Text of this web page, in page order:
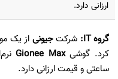
ارزانی دارد.
گروه IT: شرکتجیونی از یک
کرد. گوشیGionee Max
ساعتی و قیمت ارزانی دارد.